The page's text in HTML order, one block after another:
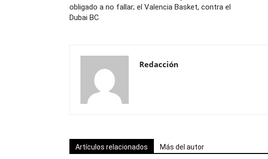
obligado a no fallar; el Valencia Basket, contra el
Dubai BC
Redacción
Artículos relacionados Más del autor